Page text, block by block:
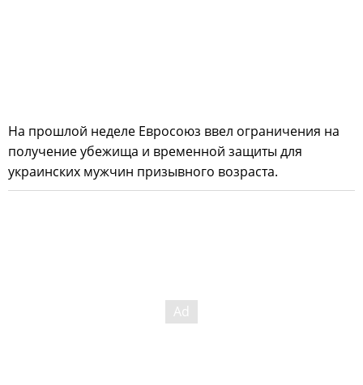
На прошлой неделе Евросоюз ввел ограничения на
получение убежища и временной защиты для
украинских мужчин призывного возраста.